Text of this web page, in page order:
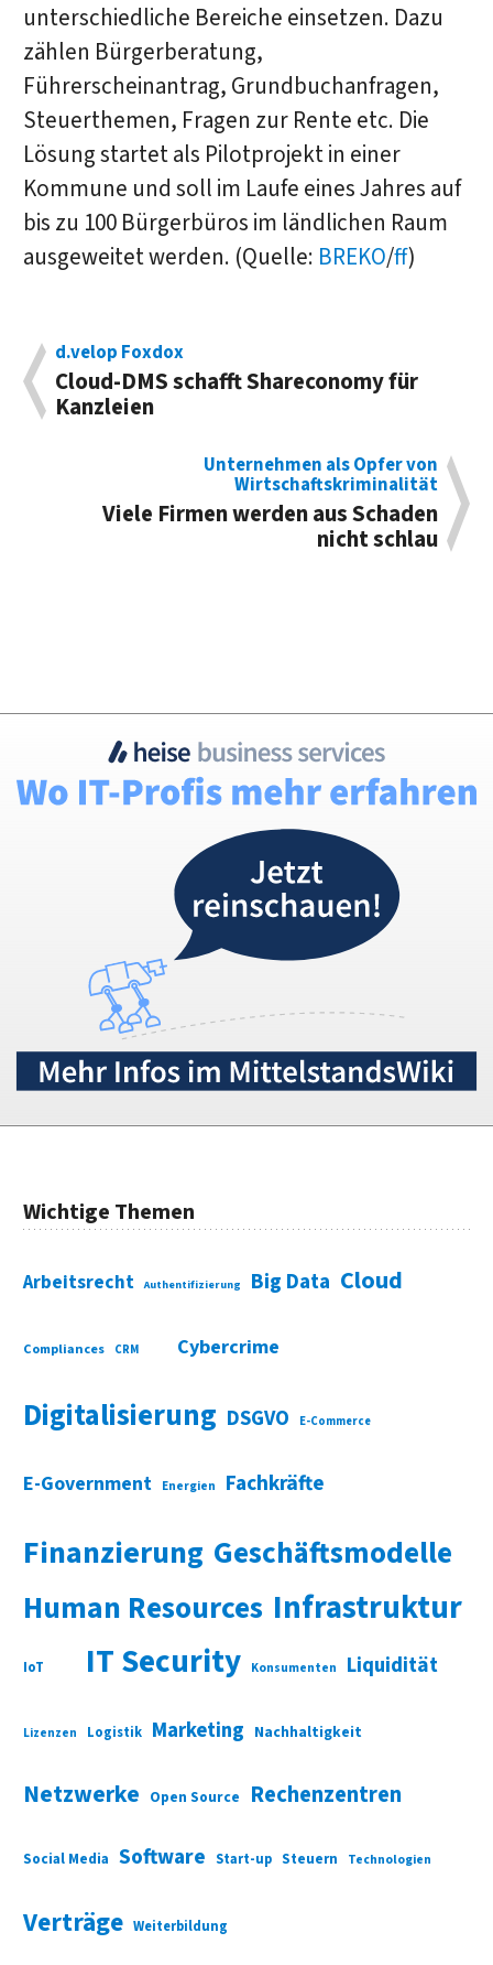
unterschiedliche Bereiche einsetzen. Dazu
zählen Bürgerberatung,
Führerscheinantrag, Grundbuchanfragen,
Steuerthemen, Fragen zur Rente etc. Die
Lösung startet als Pilotprojekt in einer
Kommune und soll im Laufe eines Jahres auf
bis zu 100 Bürgerbüros im ländlichen Raum
ausgeweitet werden. (Quelle: BREKO/ff)
d.velop Foxdox
Cloud-DMS schafft Shareconomy für
Kanzleien
Unternehmen als Opfer von
Wirtschaftskriminalität
Viele Firmen werden aus Schaden
nicht schlau
Wichtige Themen
Arbeitsrecht Authentifizierung Big Data Cloud
Compliances CRM Cybercrime
Digitalisierung DSGVO E-Commerce
E-Government Energien Fachkräfte
Finanzierung Geschäftsmodelle
Human Resources Infrastruktur
IoT IT Security Konsumenten Liquidität
Lizenzen Logistik Marketing Nachhaltigkeit
Netzwerke Open Source Rechenzentren
Social Media Software Start-up Steuern Technologien
Verträge Weiterbildung